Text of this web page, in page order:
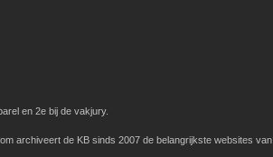
en 2e bij de vakjury.
archiveert de KB sinds 2007 de belangrijkste websites van